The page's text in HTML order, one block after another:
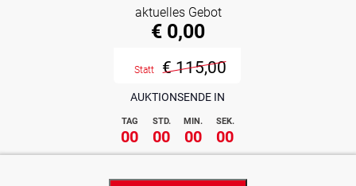
AUKTIONSENDE IN
TAG STD. MIN. SEK.
00 00 00 00
aktuelles Gebot
€ 0,00
Statt € 115,00